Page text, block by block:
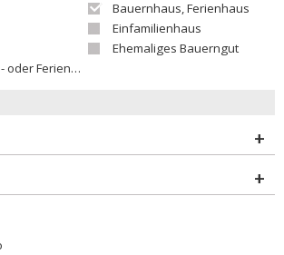
Bauernhaus, Ferienhaus
Einfamilienhaus
Ehemaliges Bauerngut
Ferienobjekt